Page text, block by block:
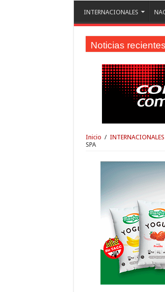
INTERNACIONALES
Noticias recientes
Inicio / INTERNACIONALES
SPA